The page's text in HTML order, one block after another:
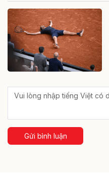
Gửi bình luận